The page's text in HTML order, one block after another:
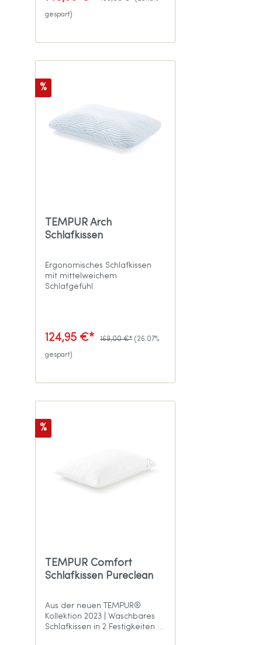
gespart)
%
TEMPUR Arch
Schlafkissen
Ergonomisches Schlafkissen
mit mittelweichem
Schlafgefühl
124,95 €* 169,00 €* (26.07%
gespart)
%
TEMPUR Comfort
Schlafkissen Pureclean
Aus der neuen TEMPUR®
Kollektion 2023 | Waschbares
Schlafkissen in 2 Festigkeiten –